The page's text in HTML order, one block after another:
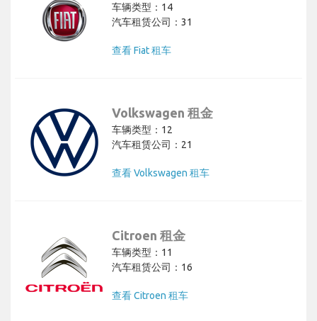
车辆类型：14
汽车租赁公司：31
查看 Fiat 租车
Volkswagen 租金
车辆类型：12
汽车租赁公司：21
查看 Volkswagen 租车
Citroen 租金
车辆类型：11
汽车租赁公司：16
查看 Citroen 租车